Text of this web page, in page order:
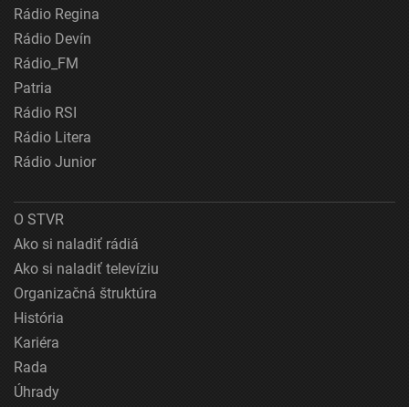
Rádio Regina
Rádio Devín
Rádio_FM
Patria
Rádio RSI
Rádio Litera
Rádio Junior
O STVR
Ako si naladiť rádiá
Ako si naladiť televíziu
Organizačná štruktúra
História
Kariéra
Rada
Úhrady